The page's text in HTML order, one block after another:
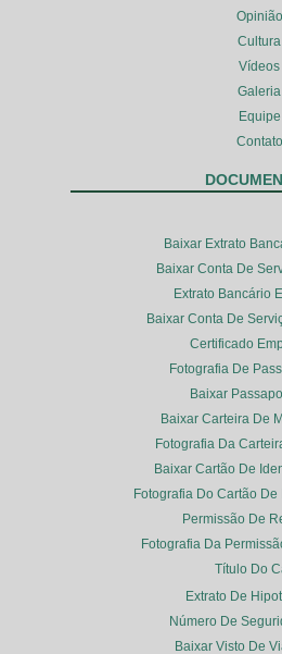
Opinião
Cultura
Vídeos
Galeria
Equipe
Contato
Baixar Extrato
Baixar Conta De
Extrato Bancário
Baixar Conta De
Certificado
Fotografia De
Baixar
Baixar Carteira De
Fotografia Da
Baixar Cartão De
Fotografia Do Cartão De
Permissão De
Fotografia Da
Título Do
Extrato De
Número De
Baixar Visto De